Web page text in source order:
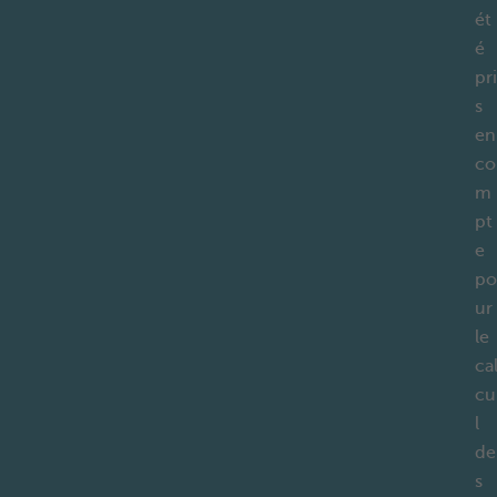
ét
é
pri
s
en
co
m
pt
e
po
ur
le
cal
cu
l
de
s